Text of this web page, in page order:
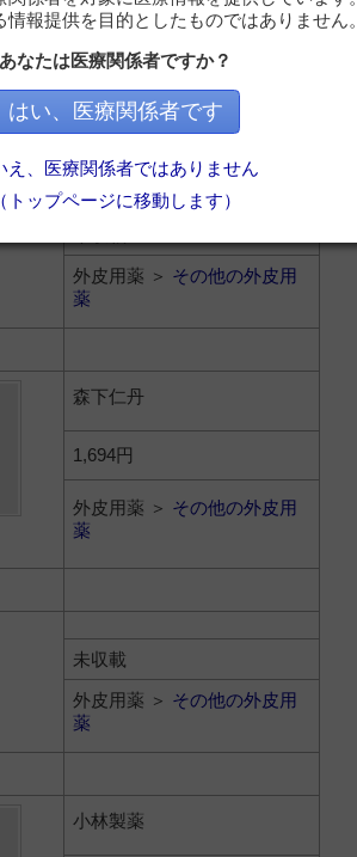
未収載
外皮用薬 ＞その他の外皮用
薬
外皮用薬 ＞ その他の外皮用
薬
森下仁丹
1,694円
外皮用薬 ＞ その他の外皮用
薬
未収載
外皮用薬 ＞ その他の外皮用
薬
小林製薬
報提供を目的としたものではありません。
あなたは医療関係者ですか？
はい、医療関係者です
え、医療関係者ではありません
（トップページに移動します）